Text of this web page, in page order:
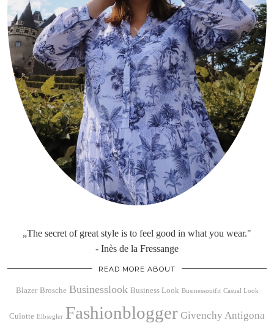
„The secret of great style is to feel good in what you wear."
- Inès de la Fressange
READ MORE ABOUT
Blazer Brosche Businesslook Business Look Businessoutfit Casual Look
Culotte Elbsegler Fashionblogger Givenchy Antigona